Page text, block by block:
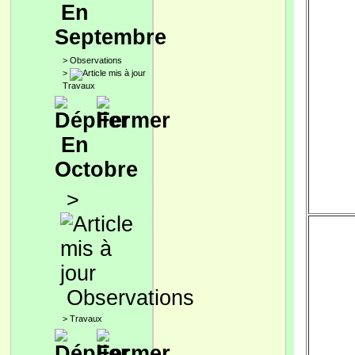
En
Septembre
> Observations
>
Travaux
En
Octobre
>
Observations
> Travaux